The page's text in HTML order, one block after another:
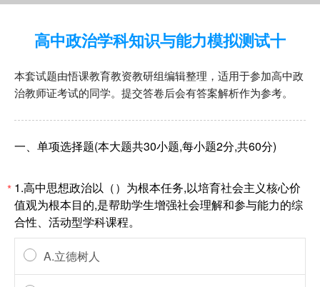
高中政治学科知识与能力模拟测试十
本套试题由悟课教育教资教研组编辑整理，适用于参加高中政
治教师证考试的同学。提交答卷后会有答案解析作为参考。
一、单项选择题(本大题共30小题,每小题2分,共60分)
* 1.高中思想政治以（）为根本任务,以培育社会主义核心价
值观为根本目的,是帮助学生增强社会理解和参与能力的综
合性、活动型学科课程。
A.立德树人